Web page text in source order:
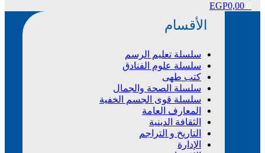
EGP0,00
الأقسام
سلسلة تعليم الرسم
سلسلة علوم الفنادق
كتب طهى
سلسلة الصحة والجمال
سلسلة قوى الجسم الخفية
المعارف العامة
الثقافة الدينية
التاريخ و التراجم
الإدارة